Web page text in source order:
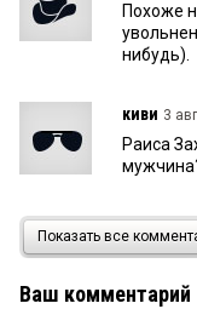
Похоже
нибудь).
киви 3
Раиса
3
Если
Показать все
Ваш комментарий